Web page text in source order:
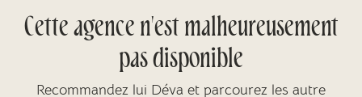
Cette agence n'est malheureusement
pas disponible
Recommandez lui Déva et parcourez les autre